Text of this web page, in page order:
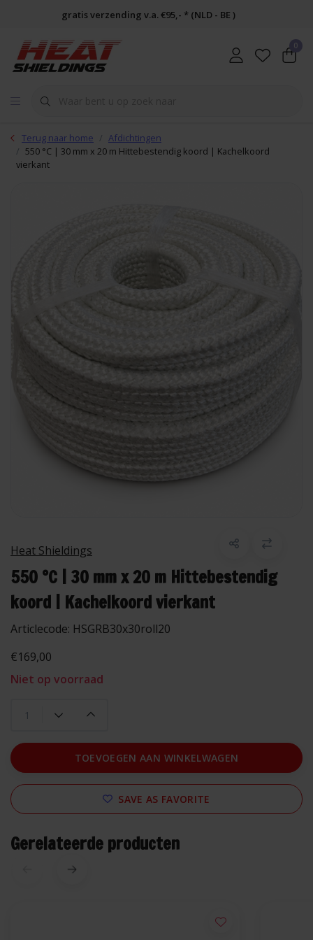
gratis verzending v.a. €95,- * (NLD - BE )
0
Terug naar home
Afdichtingen
550 °C | 30 mm x 20 m Hittebestendig koord | Kachelkoord
vierkant
Heat Shieldings
550 °C | 30 mm x 20 m Hittebestendig
koord | Kachelkoord vierkant
Articlecode: HSGRB30x30roll20
€169,00
Niet op voorraad
TOEVOEGEN AAN WINKELWAGEN
SAVE AS FAVORITE
Gerelateerde producten